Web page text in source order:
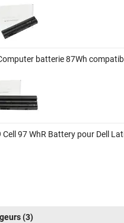
batterie 87Wh
Cell 97 WhR Battery pour Dell
(3)